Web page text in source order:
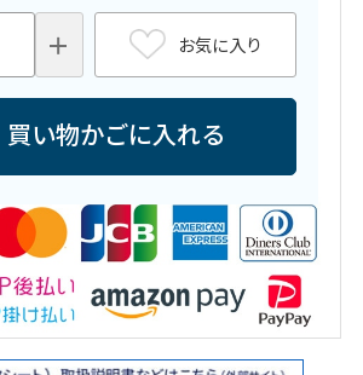
お気に入り
買い物かごに入れる